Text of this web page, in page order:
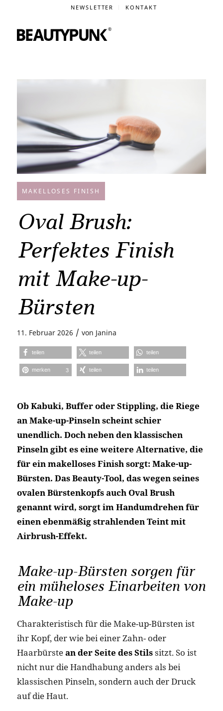
NEWSLETTER KONTAKT
MAKELLOSES FINISH
Oval Brush:
Perfektes Finish
mit Make-up-
Bürsten
11. Februar 2026 / von Janina
teilen teilen teilen
merken 3 teilen teilen
Ob Kabuki, Buffer oder Stippling, die Riege
an Make-up-Pinseln scheint schier
unendlich. Doch neben den klassischen
Pinseln gibt es eine weitere Alternative, die
für ein makelloses Finish sorgt: Make-up-
Bürsten. Das Beauty-Tool, das wegen seines
ovalen Bürstenkopfs auch Oval Brush
genannt wird, sorgt im Handumdrehen für
einen ebenmäßig strahlenden Teint mit
Airbrush-Effekt.
Make-up-Bürsten sorgen für
ein müheloses Einarbeiten von
Make-up
Charakteristisch für die Make-up-Bürsten ist
ihr Kopf, der wie bei einer Zahn- oder
Haarbürstean der Seite des Stilssitzt. So ist
nicht nur die Handhabung anders als bei
klassischen Pinseln, sondern auch der Druck
auf die Haut.